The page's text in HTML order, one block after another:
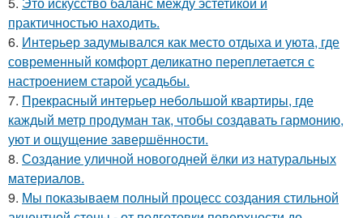
практичностью находить.
6. Интерьер задумывался как место отдыха и уюта, где
современный комфорт деликатно переплетается с
настроением старой усадьбы.
7. Прекрасный интерьер небольшой квартиры, где
каждый метр продуман так, чтобы создавать гармонию,
уют и ощущение завершённости.
8. Создание уличной новогодней ёлки из натуральных
материалов.
9. Мы показываем полный процесс создания стильной